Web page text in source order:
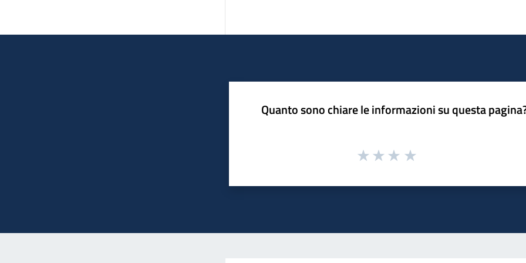
Quanto sono chiare le informazioni su questa